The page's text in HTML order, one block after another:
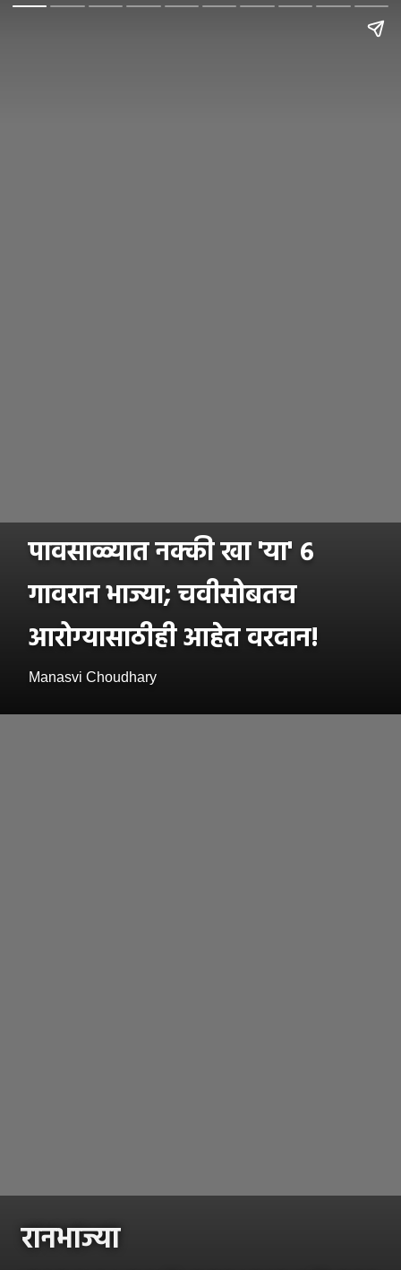
पावसाळ्यात नक्की खा 'या' ६
गावरान भाज्या; चवीसोबतच
आरोग्यासाठीही आहेत वरदान!
Manasvi Choudhary
रानभाज्या